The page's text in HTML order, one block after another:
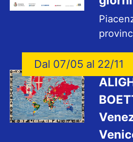
Dal 07/05 al 22/11